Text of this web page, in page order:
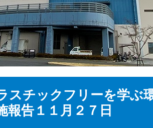
スチックフリーを学ぶ
報告１１月２７日